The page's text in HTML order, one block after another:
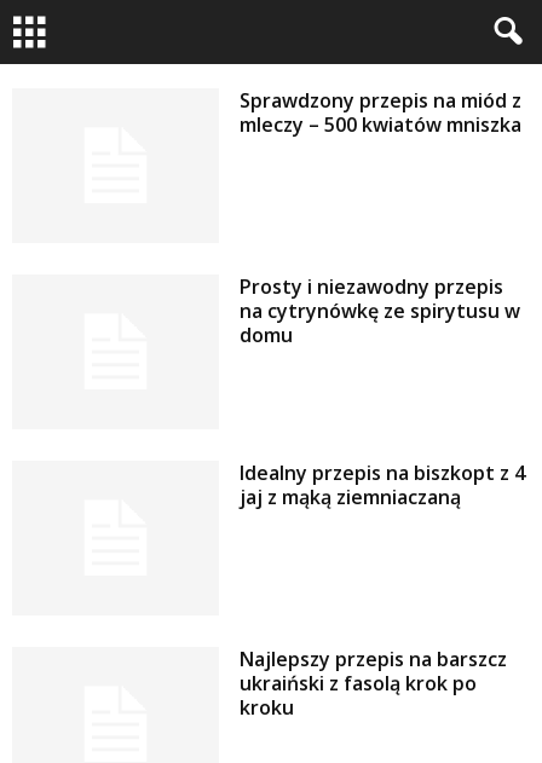
Sprawdzony przepis na miód z
mleczy – 500 kwiatów mniszka
Prosty i niezawodny przepis
na cytrynówkę ze spirytusu w
domu
Idealny przepis na biszkopt z 4
jaj z mąką ziemniaczaną
Najlepszy przepis na barszcz
ukraiński z fasolą krok po
kroku